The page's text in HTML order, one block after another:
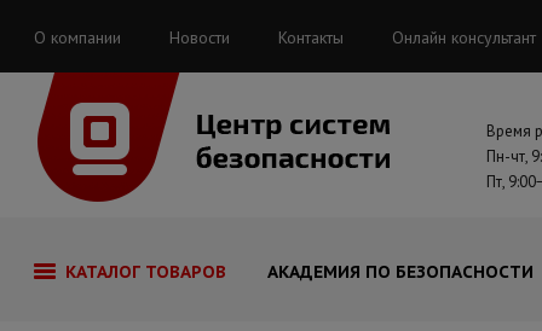
О компании Новости Контакты Онлайн консультант
Время
Пн-чт,
Пт,
КАТАЛОГ ТОВАРОВ АКАДЕМИЯ ПО БЕЗОПАСНОСТИ